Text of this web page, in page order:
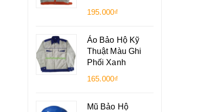
195.000₫
Áo Bảo Hộ Kỹ
Thuật Màu Ghi
Phối Xanh
165.000₫
Mũ Bảo Hộ